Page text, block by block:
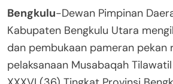
Bengkulu-Dewan Pimpinan
Kabupaten Bengkulu Utara
dan pembukaan pameran pekan
pelaksanaan Musabaqah